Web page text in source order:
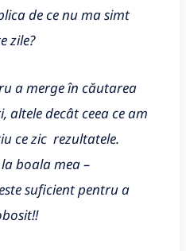
de ce nu ma simt
zile?
a merge în căutarea
decât ceea ce am
ce zic rezultatele.
boala mea –
suficient pentru a